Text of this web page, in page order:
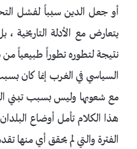
أو جعل الدين سبباً لفشل
يتعارض مع الأدلة التاريخية
نتيجة لتطوره تطوراً طبيعياً
السياسي في الغرب إنما كان
مع شعوبها وليس بسبب تبني
هذا الكلام تأمل أوضاع
الفترة والتي لم يحقق أي منها